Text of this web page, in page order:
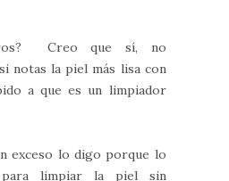
Creo que sí, no
notas la piel más lisa con
a que es un limpiador
exceso lo digo porque lo
limpiar la piel sin